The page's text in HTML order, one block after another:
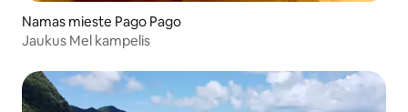
Namas mieste Pago Pago
Jaukus Mel kampelis